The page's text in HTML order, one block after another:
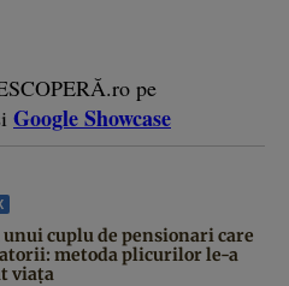
pe
Google Showcase
unui cuplu de pensionari care
metoda plicurilor le-a
viața